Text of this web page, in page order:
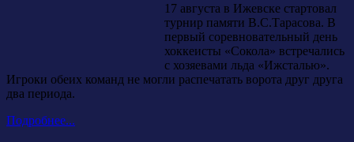
17 августа в Ижевске стартовал
турнир памяти В.С.Тарасова. В
первый соревновательный день
хоккеисты «Сокола» встречались
с хозяевами льда «Ижсталью».
Игроки обеих команд не могли распечатать ворота друг друга
два периода.
Подробнее...